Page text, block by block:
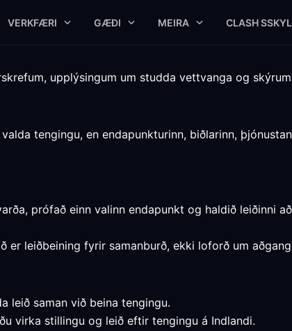
VERKFÆRI GÆÐI MEIRA CLASH
upplýsingum um studda vettvanga og
tengingu, en endapunkturinn, biðlarinn,
prófað einn valinn endapunkt og haldið leiðinni
leiðbeining fyrir samanburð, ekki loforð um
leið saman við beina tengingu.
virka stillingu og leið eftir tengingu á Indlandi.